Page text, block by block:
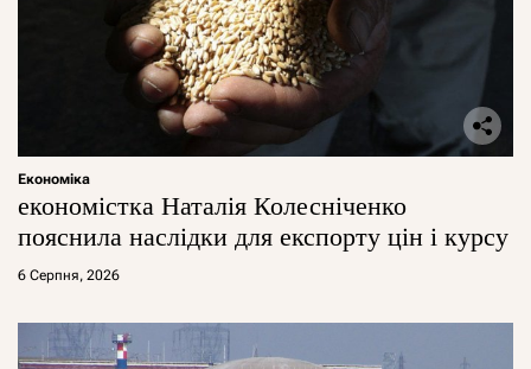
Економіка
економістка Наталія Колесніченко
пояснила наслідки для експорту цін і курсу
6 Серпня, 2026